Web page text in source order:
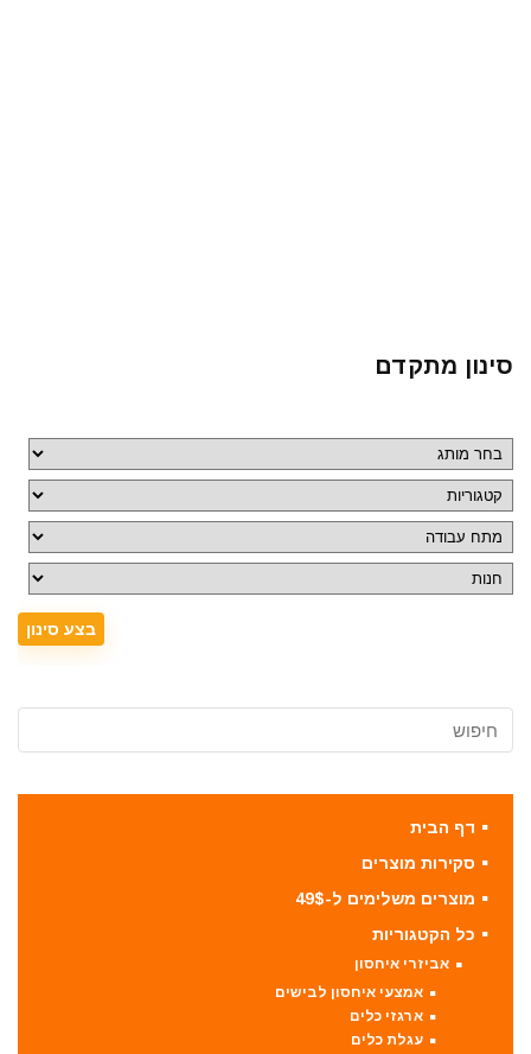
סינון מתקדם
דף הבית
סקירות מוצרים
מוצרים משלימים ל-49$
כל הקטגוריות
אביזרי איחסון
אמצעי איחסון לבישים
ארגזי כלים
עגלת כלים